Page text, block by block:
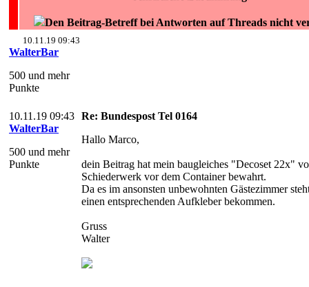
Den Beitrag-Betreff bei Antworten auf Threads nicht
10.11.19 09:43
WalterBar
500 und mehr
Punkte
10.11.19 09:43
WalterBar
500 und mehr
Punkte
Re: Bundespost Tel 0164
Hallo Marco,
dein Beitrag hat mein baugleiches "Decoset 22x"
Schiederwerk vor dem Container bewahrt.
Da es im ansonsten unbewohnten Gästezimmer
einen entsprechenden Aufkleber bekommen.
Gruss
Walter